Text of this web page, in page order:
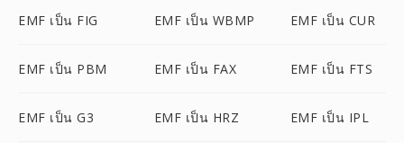
EMF เป็น FIG EMF เป็น WBMP EMF เป็น CUR
EMF เป็น PBM EMF เป็น FAX EMF เป็น FTS
EMF เป็น G3 EMF เป็น HRZ EMF เป็น IPL